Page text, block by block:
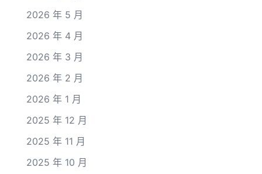
2026 年 5 月
2026 年 4 月
2026 年 3 月
2026 年 2 月
2026 年 1 月
2025 年 12 月
2025 年 11 月
2025 年 10 月